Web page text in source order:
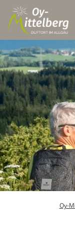
Oy-